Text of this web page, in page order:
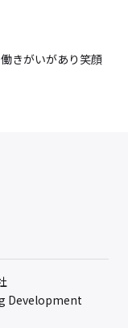
きがいがあり笑顔
Development